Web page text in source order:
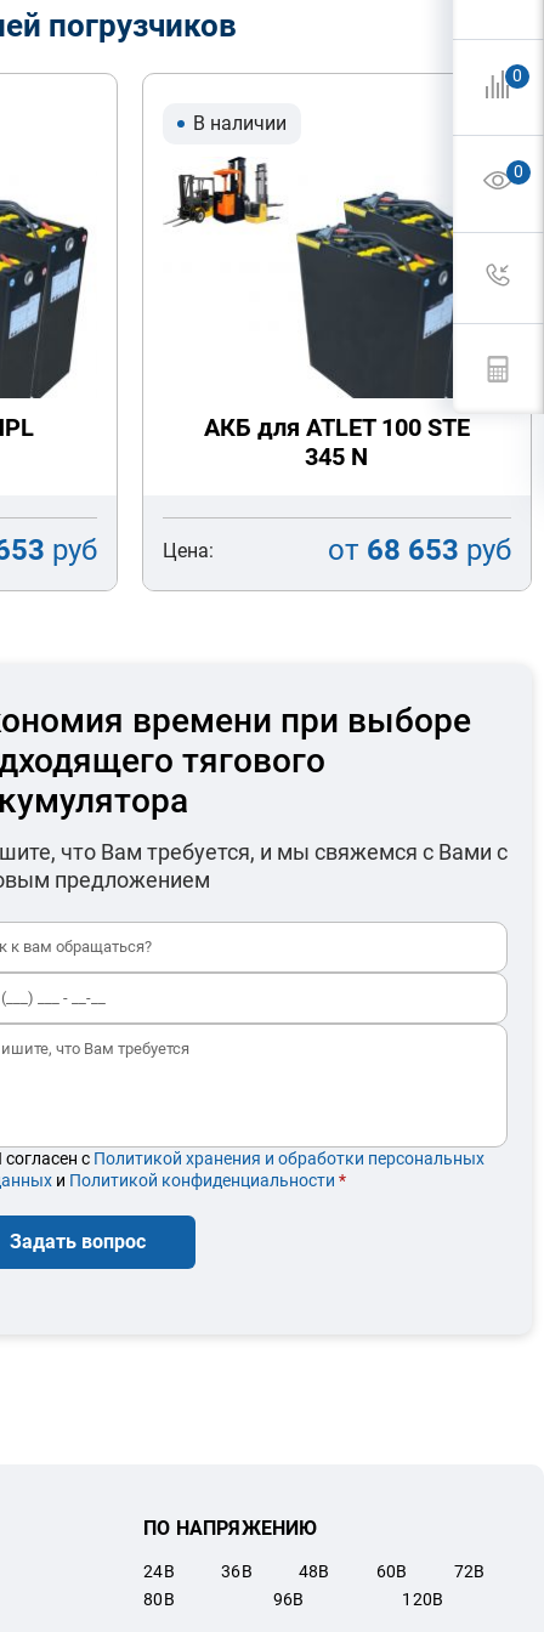
погрузчиков
руб
В наличии
АКБ для ATLET 100 STE
345 N
Цена: от 68 653 руб
времени при выборе
тягового
что Вам требуется, и мы свяжемся с Вами с
предложением
согласен с Политикой хранения и обработки персональных
и Политикой конфиденциальности *
Задать вопрос
ПО НАПРЯЖЕНИЮ
24В 36В 48В 60В 72В
80В 96В 120В
0
0